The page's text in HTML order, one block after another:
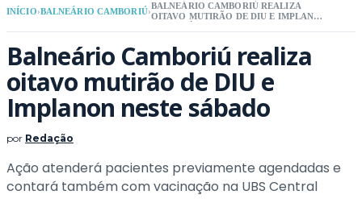
INÍCIO›BALNEÁRIO CAMBORIÚ›
BALNEÁRIO CAMBORIÚ REALIZA
OITAVO MUTIRÃO DE DIU E IMPLANON
Balneário Camboriú realiza
oitavo mutirão de DIU e
Implanon neste sábado
por Redação
Ação atenderá pacientes previamente agendadas e
contará também com vacinação na UBS Central